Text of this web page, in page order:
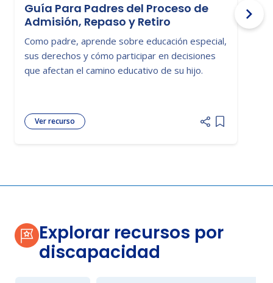
Guía Para Padres del Proceso de
Admisión, Repaso y Retiro
Como padre, aprende sobre educación especial,
sus derechos y cómo participar en decisiones
que afectan el camino educativo de su hijo.
Ver recurso
Add item
Explorar recursos por
discapacidad